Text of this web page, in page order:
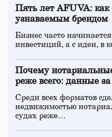
Пять лет AFUVA: как
узнаваемым брендом
Бизнес часто
инвестиций, а с идеи, в
Почему
реже всего: данные
Среди всех форматов
недвижимостью
судах реже…